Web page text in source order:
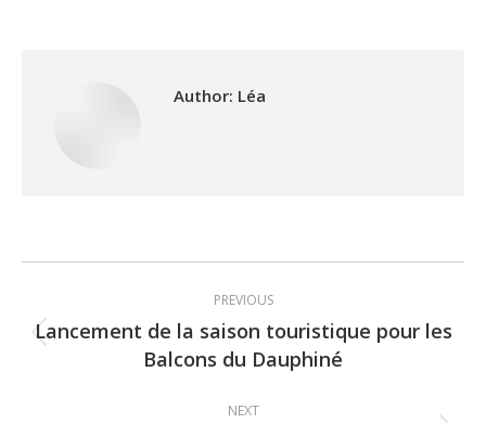
Author: Léa
navigation
PREVIOUS
Previous
post:
Lancement de la saison touristique pour les
Balcons du Dauphiné
NEXT